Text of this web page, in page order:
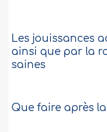
Les jouissances
ainsi que par la
saines
Que faire après